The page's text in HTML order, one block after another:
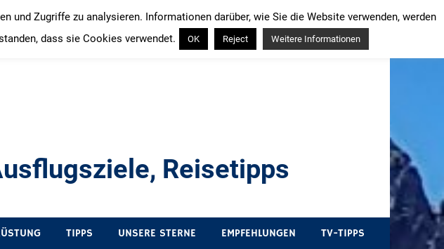
Reisetipps
TIPPS UNSERE STERNE EMPFEHLUNGEN TV-TIPPS
Zugriffe zu analysieren. Informationen darüber, wie Sie die Website verwenden, werden
dass sie Cookies verwendet.
OK Reject Weitere Informationen